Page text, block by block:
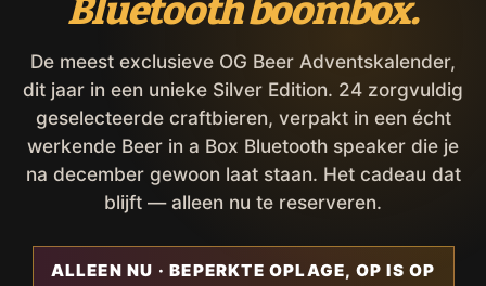
Bluetooth boombox.
De meest exclusieve OG Beer Adventskalender,
dit jaar in een unieke Silver Edition. 24 zorgvuldig
geselecteerde craftbieren, verpakt in een écht
werkende Beer in a Box Bluetooth speaker die je
na december gewoon laat staan. Het cadeau dat
blijft — alleen nu te reserveren.
ALLEEN NU · BEPERKTE OPLAGE, OP IS OP